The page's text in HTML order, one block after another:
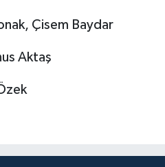
Çisem Baydar
Aktaş